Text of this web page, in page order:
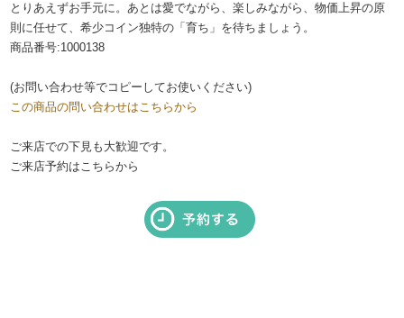
とりあえずお手元に。あとは愛でながら、楽しみながら、物価上昇の原
則に任せて、希少コイン独特の「育ち」を待ちましょう。
商品番号:1000138
(お問い合わせ等でコピーしてお使いください)
この商品の問い合わせはこちらから
ご来店での下見も大歓迎です。
ご来店予約はこちらから